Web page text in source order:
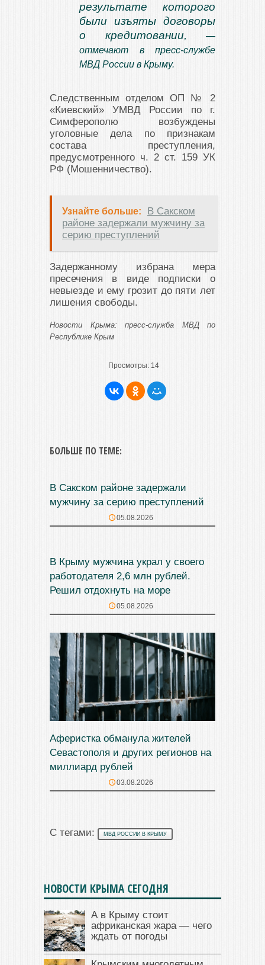
результате которого
были изъяты договоры
о кредитовании,
—
отмечают в пресс-службе
МВД России в Крыму.
Следственным отделом ОП № 2
«Киевский» УМВД России по г.
Симферополю возбуждены
уголовные дела по признакам
состава преступления,
предусмотренного ч. 2 ст. 159 УК
РФ (Мошенничество).
Узнайте больше:
В Сакском
районе задержали мужчину за
серию преступлений
Задержанному избрана мера
пресечения в виде подписки о
невыезде и ему грозит до пяти лет
лишения свободы.
Новости Крыма: пресс-служба МВД по
Республике Крым
Просмотры: 14
БОЛЬШЕ ПО ТЕМЕ:
В Сакском районе задержали
мужчину за серию преступлений
05.08.2026
В Крыму мужчина украл у своего
работодателя 2,6 млн рублей.
Решил отдохнуть на море
05.08.2026
Аферистка обманула жителей
Севастополя и других регионов на
миллиард рублей
03.08.2026
С тегами: МВД РОССИИ В КРЫМУ
НОВОСТИ КРЫМА СЕГОДНЯ
А в Крыму стоит
африканская жара — чего
ждать от погоды